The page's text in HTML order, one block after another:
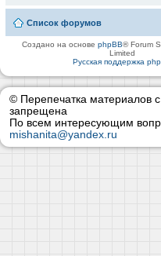
Список форумов
Создано на основеphpBB® Forum
Limited
Русская поддержка
© Перепечатка материалов
запрещена
По всем интересующим
mishanita@yandex.ru